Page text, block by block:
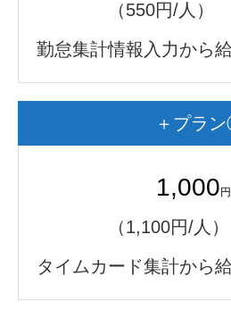
（550円/人）
勤怠集計情報入力から
＋プラ
1,000
（1,100円/人）
タイムカード集計から